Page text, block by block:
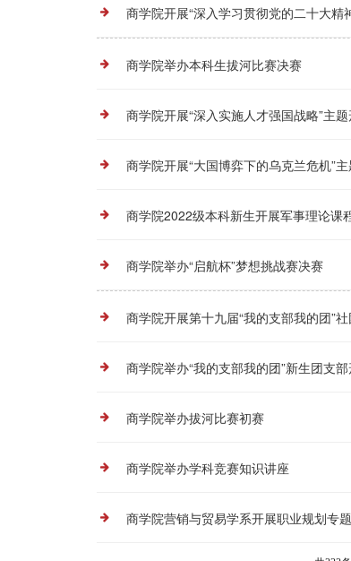
商学院开展“深入学习贯彻党的二十大精
商学院举办本科生拔河比赛决赛
商学院开展“深入实施人才强国战略”主
商学院开展“大国博弈下的乌克兰危机”
商学院2022级本科新生开展军事理论课
商学院举办“启航杯”梦想挑战赛决赛
商学院开展第十九届“我的支部我的团”
商学院举办“我的支部我的团”新生团支
商学院举办拔河比赛初赛
商学院举办学科竞赛知识讲座
商学院营销与贸易学系开展职业规划专